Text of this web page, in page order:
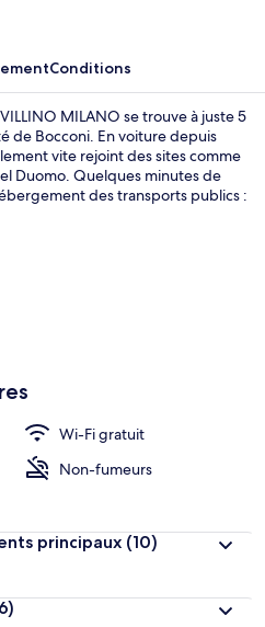
Conditions
MILANO se trouve à juste 5
de Bocconi. En voiture depuis
vite rejoint des sites comme
Duomo. Quelques minutes de
des transports publics :
Via Ripamonti - Via Rutilia se situe
Wi-Fi gratuit
Non-fumeurs
principaux (10)